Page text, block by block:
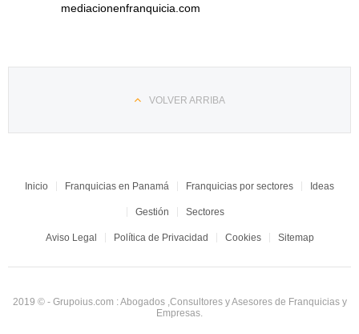
mediacionenfranquicia.com
VOLVER ARRIBA
Inicio Franquicias en Panamá Franquicias por sectores Ideas
Gestión Sectores
Aviso Legal Política de Privacidad Cookies Sitemap
2019 © - Grupoius.com : Abogados ,Consultores y Asesores de Franquicias y
Empresas.